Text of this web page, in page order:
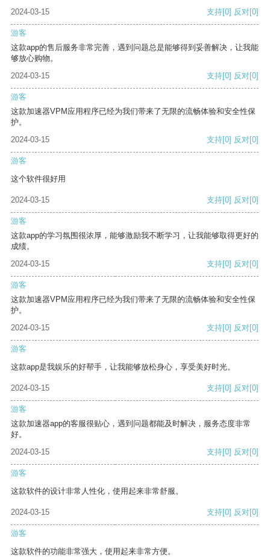
2024-03-15 支持[0] 反对[0]
游客
这款app的售后服务非常完善，遇到问题总是能够得到妥善解决，让我能
够放心购物。
2024-03-15
支持[0] 反对[0]
游客
这款加速器VPM应用程序已经为我们带来了无限的流畅体验和安全性保
护。
2024-03-15
支持[0] 反对[0]
游客
这个软件很好用
2024-03-15 支持[0] 反对[0]
游客
这款app的学习氛围很浓厚，能够激励我不断学习，让我能够取得更好的
成绩。
2024-03-15
支持[0] 反对[0]
游客
这款加速器VPM应用程序已经为我们带来了无限的流畅体验和安全性保
护。
2024-03-15
支持[0] 反对[0]
游客
这款app是我娱乐的好帮手，让我能够放松身心，享受美好时光。
2024-03-15 支持[0] 反对[0]
游客
这款加速器app的客服很贴心，遇到问题都能及时解决，服务态度非常
好。
2024-03-15
支持[0] 反对[0]
游客
这款软件的设计非常人性化，使用起来非常舒服。
2024-03-15 支持[0] 反对[0]
游客
这款软件的功能非常强大，使用起来非常方便。